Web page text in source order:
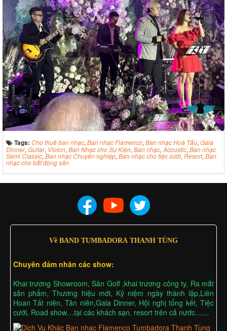
Tags: Cho thuê ban nhạc, Ban nhạc Flamenco, Ban nhạc Hoà Tấu, Gala
Dinner, Guitar, Violon, Ban Nhạc cho Sự Kiện, Ban nhạc, Acoustic, Ban nhạc
Semi Classic, Ban nhạc Chuyên nghiệp, Ban nhạc cho tiệc cưới, Resort, Ban
nhạc cho bất động sản
Về BAND TUMBADORA THANH TÙNG
Chuyên đảm nhân các show:
Khai trương Showroom, Sân Golf ,khai trương công ty, Ra mắt
sản phẩm, Thương hiệu mới, Kỷ niệm ngày thành lập,Liên
Hoan Tất niên, Tân niên,Gala Dinner, Hội nghị tổng kết, Tiệc
cưới, Road show…tại các khách sạn, resort trên cả nước……